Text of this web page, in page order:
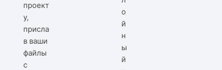
проект
у,
присла
в ваши
файлы
с